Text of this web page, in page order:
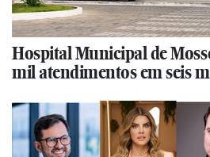
Hospital Municipal de
mil atendimentos em seis